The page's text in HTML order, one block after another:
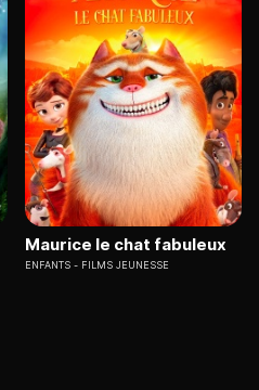
Maurice le chat fabuleux
ENFANTS FILMS JEUNESSE